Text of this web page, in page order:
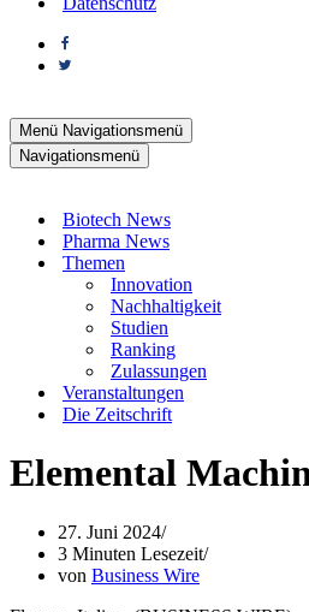
Menü Navigationsmenü
Navigationsmenü
Biotech News
Pharma News
Themen
Innovation
Nachhaltigkeit
Studien
Ranking
Zulassungen
Veranstaltungen
Die Zeitschrift
Elemental
27. Juni 2024
3 Minuten Lesezeit
von Business Wire